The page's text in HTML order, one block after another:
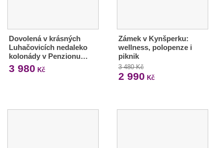
Dovolená v krásných
Luhačovicích nedaleko
kolonády v Penzionu…
3 980 Kč
Zámek v Kynšperku:
wellness, polopenze i
piknik
3 480 Kč
2 990 Kč